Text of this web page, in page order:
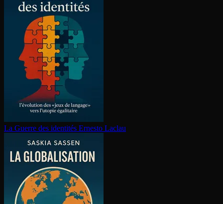
La Guerre des identités Ernesto Laclau